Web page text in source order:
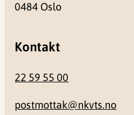
0484 Oslo
Kontakt
22 59 55 00
postmottak@nkvts.no